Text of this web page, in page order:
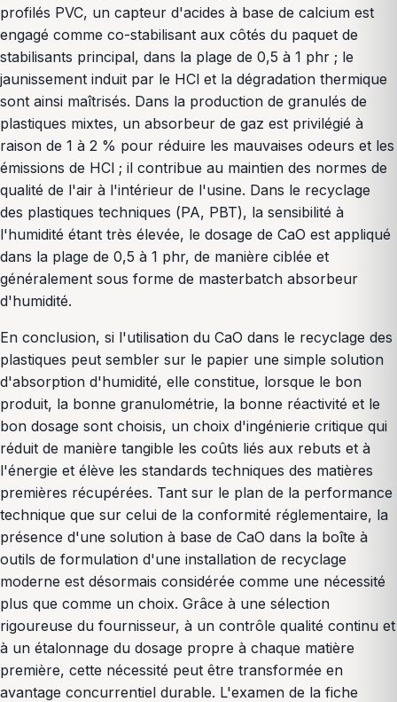
profilés PVC, un capteur d'acides à base de calcium est
engagé comme co-stabilisant aux côtés du paquet de
stabilisants principal, dans la plage de 0,5 à 1 phr ; le
jaunissement induit par le HCl et la dégradation thermique
sont ainsi maîtrisés. Dans la production de granulés de
plastiques mixtes, un absorbeur de gaz est privilégié à
raison de 1 à 2 % pour réduire les mauvaises odeurs et les
émissions de HCl ; il contribue au maintien des normes de
qualité de l'air à l'intérieur de l'usine. Dans le recyclage
des plastiques techniques (PA, PBT), la sensibilité à
l'humidité étant très élevée, le dosage de CaO est appliqué
dans la plage de 0,5 à 1 phr, de manière ciblée et
généralement sous forme de masterbatch absorbeur
d'humidité.
En conclusion, si l'utilisation du CaO dans le recyclage des
plastiques peut sembler sur le papier une simple solution
d'absorption d'humidité, elle constitue, lorsque le bon
produit, la bonne granulométrie, la bonne réactivité et le
bon dosage sont choisis, un choix d'ingénierie critique qui
réduit de manière tangible les coûts liés aux rebuts et à
l'énergie et élève les standards techniques des matières
premières récupérées. Tant sur le plan de la performance
technique que sur celui de la conformité réglementaire, la
présence d'une solution à base de CaO dans la boîte à
outils de formulation d'une installation de recyclage
moderne est désormais considérée comme une nécessité
plus que comme un choix. Grâce à une sélection
rigoureuse du fournisseur, à un contrôle qualité continu et
à un étalonnage du dosage propre à chaque matière
première, cette nécessité peut être transformée en
avantage concurrentiel durable. L'examen de la fiche